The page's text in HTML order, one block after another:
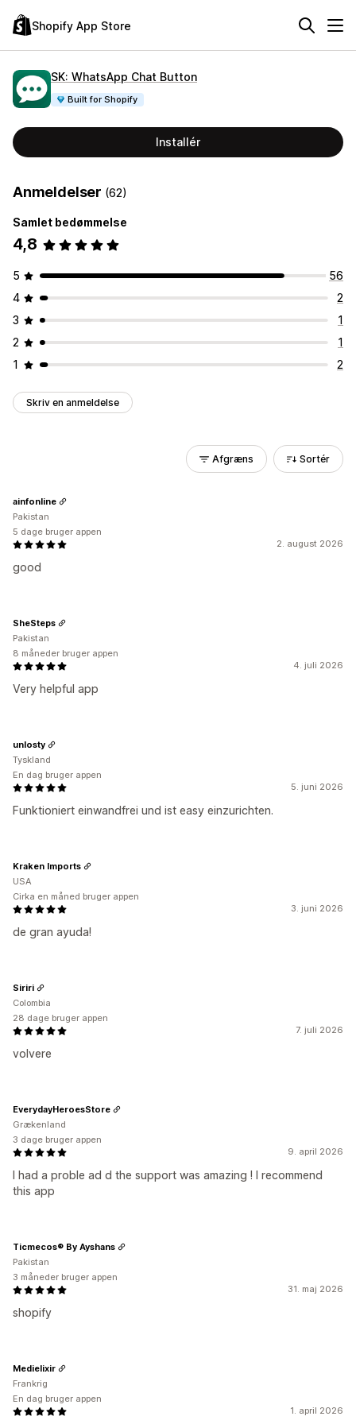
Shopify App Store
SK: WhatsApp Chat Button
Built for Shopify
Installér
Anmeldelser (62)
Samlet bedømmelse
4,8
5
56
4
2
3
1
2
1
1
2
Skriv en anmeldelse
Afgræns Sortér
2. august 2026
good
ainfonline
Pakistan
5 dage bruger appen
4. juli 2026
Very helpful app
SheSteps
Pakistan
8 måneder bruger appen
5. juni 2026
Funktioniert einwandfrei und ist easy einzurichten.
unlosty
Tyskland
En dag bruger appen
3. juni 2026
de gran ayuda!
Kraken Imports
USA
Cirka en måned bruger appen
7. juli 2026
volvere
Siriri
Colombia
28 dage bruger appen
9. april 2026
I had a proble ad d the support was amazing ! I recommend
this app
EverydayHeroesStore
Grækenland
3 dage bruger appen
31. maj 2026
shopify
Ticmecos® By Ayshans
Pakistan
3 måneder bruger appen
1. april 2026
Medielixir
Frankrig
En dag bruger appen